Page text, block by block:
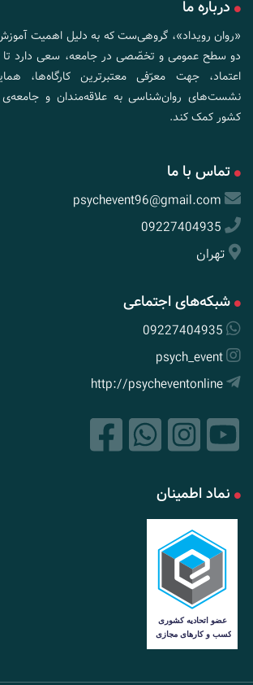
درباره ما
«روان رویداد»، گروهی‌ست که به دلیل اهمیت
دو سطح عمومی و تخصّصی در جامعه، سعی دارد تا
اعتماد، جهت معرّفی معتبرترین کارگاه‌ها،
نشست‌های روان‌شناسی به علاقه‌مندان و
کشور کمک کند.
تماس با ما
psychevent96@gmail.com
09227404935
تهران
شبکه‌های اجتماعی
09227404935
psych_event
http://psycheventonline
نماد اطمینان